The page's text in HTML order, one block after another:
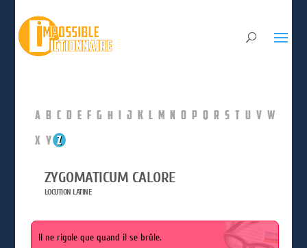
A B C D E F G H I J K L M N O P Q R S T U V W
X Y Z
ZYGOMATICUM CALORE
LOCUTION LATINE
Il ne rigole que quand il se brûle.